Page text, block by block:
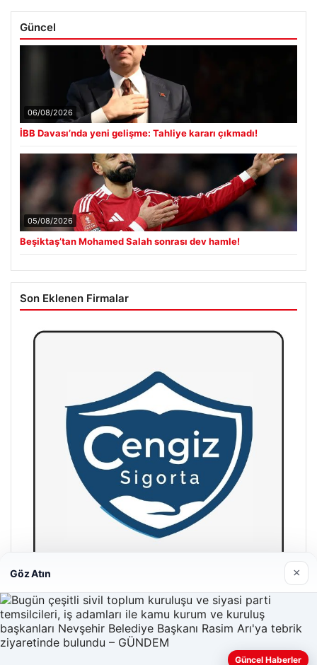
Güncel
06/08/2026
İBB Davası’nda yeni gelişme: Tahliye kararı çıkmadı!
05/08/2026
Beşiktaş’tan Mohamed Salah sonrası dev hamle!
Son Eklenen Firmalar
Hastaş Beton
26/05/2026
Göz Atın ×
Güncel Haberler